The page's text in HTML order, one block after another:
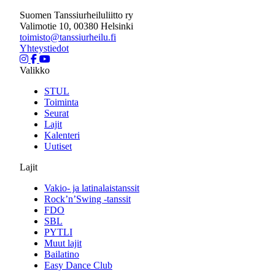
Suomen Tanssiurheiluliitto ry
Valimotie 10, 00380 Helsinki
toimisto@tanssiurheilu.fi
Yhteystiedot
Valikko
STUL
Toiminta
Seurat
Lajit
Kalenteri
Uutiset
Lajit
Vakio- ja latinalaistanssit
Rock’n’Swing -tanssit
FDO
SBL
PYTLI
Muut lajit
Bailatino
Easy Dance Club